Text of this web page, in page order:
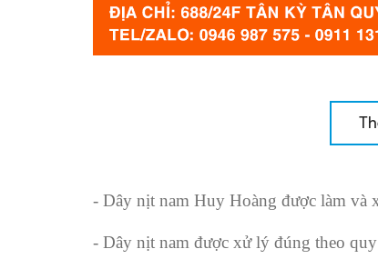
- Dây nịt nam Huy Hoàng được làm và
- Dây nịt nam được xử lý đúng theo